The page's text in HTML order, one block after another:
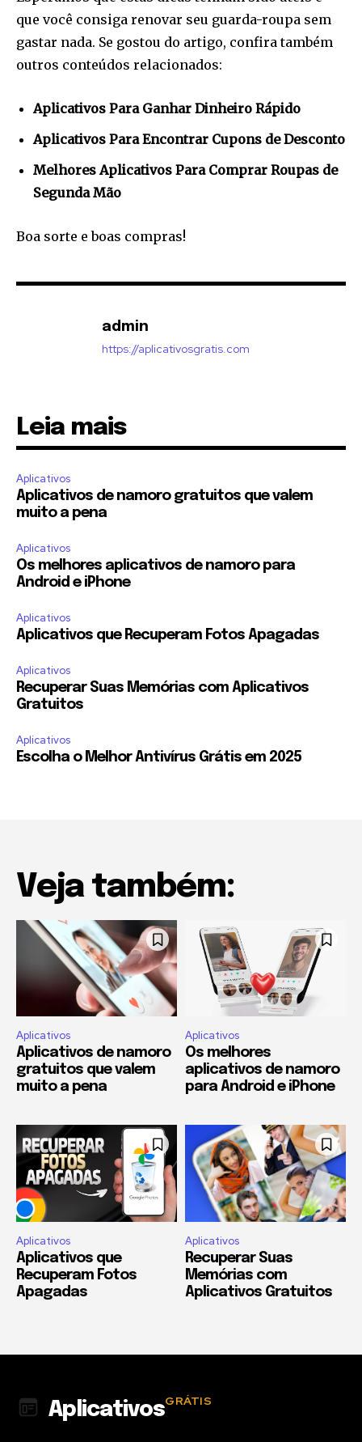
que você consiga renovar seu guarda-roupa sem
gastar nada. Se gostou do artigo, confira também
outros conteúdos relacionados:
Aplicativos Para Ganhar Dinheiro Rápido
Aplicativos Para Encontrar Cupons de Desconto
Melhores Aplicativos Para Comprar Roupas de
Segunda Mão
Boa sorte e boas compras!
admin
https://aplicativosgratis.com
Leia mais
Aplicativos
Aplicativos de namoro gratuitos que valem
muito a pena
Aplicativos
Os melhores aplicativos de namoro para
Android e iPhone
Aplicativos
Aplicativos que Recuperam Fotos Apagadas
Aplicativos
Recuperar Suas Memórias com Aplicativos
Gratuitos
Aplicativos
Escolha o Melhor Antivírus Grátis em 2025
Veja também:
Aplicativos
Aplicativos de namoro
gratuitos que valem
muito a pena
Aplicativos
Os melhores
aplicativos de namoro
para Android e iPhone
Aplicativos
Aplicativos que
Recuperam Fotos
Apagadas
Aplicativos
Recuperar Suas
Memórias com
Aplicativos Gratuitos
AplicativosGRÁTIS